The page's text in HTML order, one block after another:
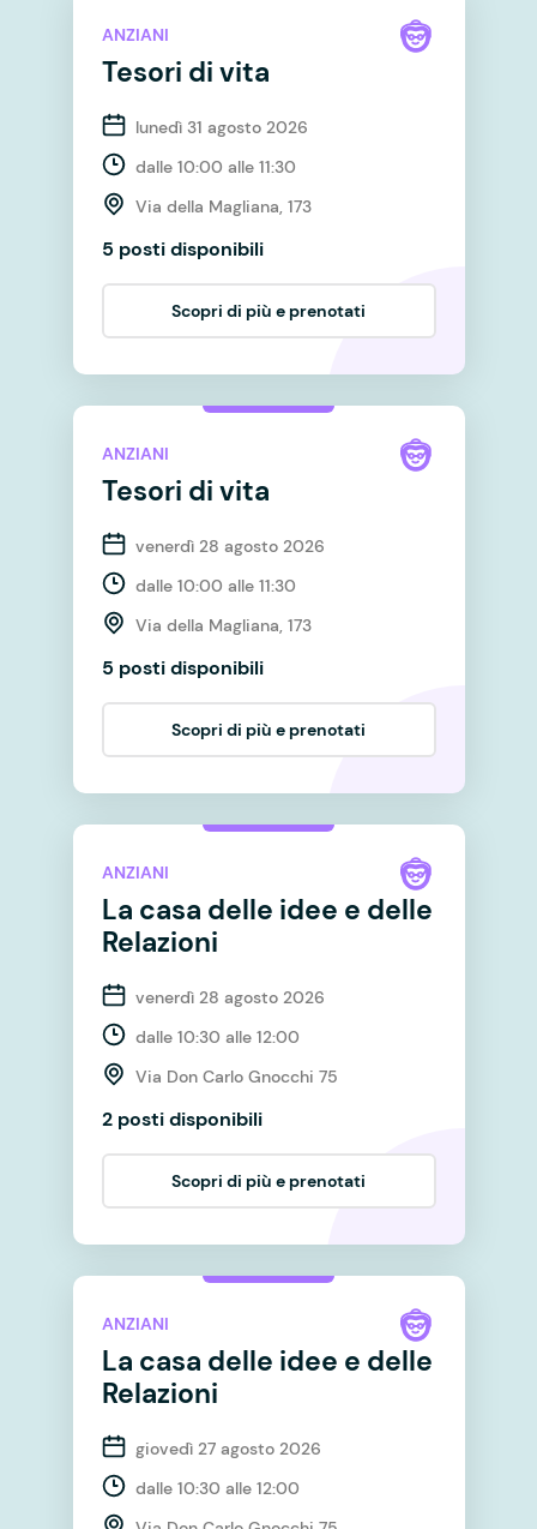
ANZIANI
Tesori di vita
lunedì 31 agosto 2026
dalle 10:00 alle 11:30
Via della Magliana, 173
5 posti disponibili
Scopri di più e prenotati
ANZIANI
Tesori di vita
venerdì 28 agosto 2026
dalle 10:00 alle 11:30
Via della Magliana, 173
5 posti disponibili
Scopri di più e prenotati
ANZIANI
La casa delle idee e delle
Relazioni
venerdì 28 agosto 2026
dalle 10:30 alle 12:00
Via Don Carlo Gnocchi 75
2 posti disponibili
Scopri di più e prenotati
ANZIANI
La casa delle idee e delle
Relazioni
giovedì 27 agosto 2026
dalle 10:30 alle 12:00